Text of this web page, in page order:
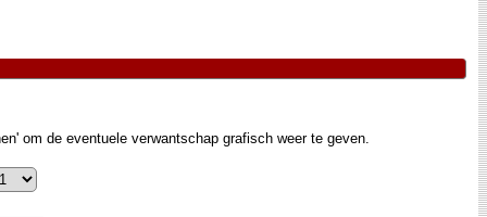
om de eventuele verwantschap grafisch weer te geven.